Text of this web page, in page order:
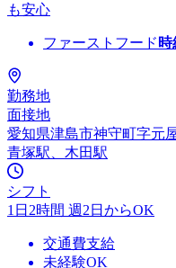
も安心
ファーストフード 時
勤務地
面接地
愛知県津島市神守町字元
青塚駅、木田駅
シフト
1日2時間 週2日からOK
交通費支給
未経験OK